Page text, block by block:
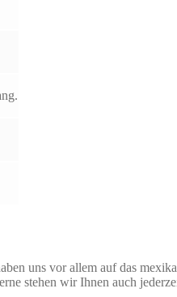
uns vor allem auf das
stehen wir Ihnen auch